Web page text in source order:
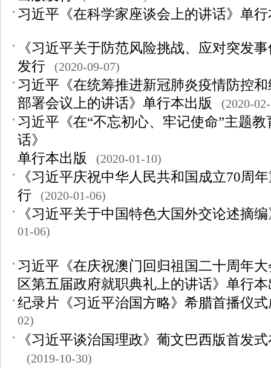
习近平《在科学家座谈会上的讲话》单
《习近平关于防范风险挑战、应对突发
发行
(2020-09-07)
习近平《在统筹推进新冠肺炎疫情防控
部署会议上的讲话》单行本出版
(2020-
习近平《在“不忘初心、牢记使命”主题
话》
单行本出版
(2020-01-10)
《习近平庆祝中华人民共和国成立70周
行
(2020-01-06)
《习近平关于中国特色大国外交论述摘
01-06)
习近平《在庆祝澳门回归祖国二十周年
区第五届政府就职典礼上的讲话》单行
纪录片《习近平治国方略》希腊首播仪
02)
《习近平谈治国理政》葡文巴西版首发
(2019-10-30)